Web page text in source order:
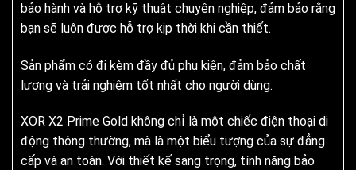
bảo hành và hỗ trợ kỹ thuật chuyên nghiệp, đảm bảo rằng
bạn sẽ luôn được hỗ trợ kịp thời khi cần thiết.
Sản phẩm có đi kèm đầy đủ phụ kiện, đảm bảo chất
lượng và trải nghiệm tốt nhất cho người dùng.
XOR X2 Prime Gold không chỉ là một chiếc điện thoại di
động thông thường, mà là một biểu tượng của sự đẳng
cấp và an toàn. Với thiết kế sang trọng, tính năng bảo